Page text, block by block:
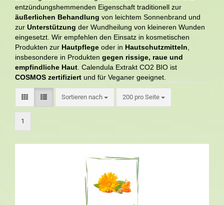
entzündungshemmenden Eigenschaft traditionell zur
äußerlichen Behandlung von leichtem Sonnenbrand und
zur Unterstützung der Wundheilung von kleineren Wunden
eingesetzt. Wir empfehlen den Einsatz in kosmetischen
Produkten zur Hautpflege oder in Hautschutzmitteln
insbesondere in Produkten gegen rissige, raue und
empfindliche Haut . Calendula Extrakt CO2 BIO ist
COSMOS zertifiziert und für Veganer geeignet.
Sortieren nach 200 pro Seite
1